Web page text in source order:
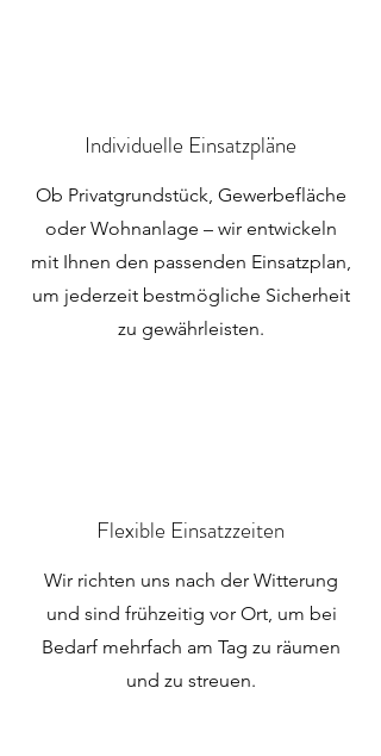
Individuelle Einsatzpläne
Ob Privatgrundstück, Gewerbefläche
oder Wohnanlage – wir entwickeln
mit Ihnen den passenden Einsatzplan,
um jederzeit bestmögliche Sicherheit
zu gewährleisten.
Flexible Einsatzzeiten
Wir richten uns nach der Witterung
und sind frühzeitig vor Ort, um bei
Bedarf mehrfach am Tag zu räumen
und zu streuen.